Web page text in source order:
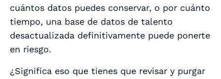
cuántos datos puedes conservar, o por cuánto
tiempo, una base de datos de talento
desactualizada definitivamente puede ponerte
en riesgo.
¿Significa eso que tienes que revisar y purgar